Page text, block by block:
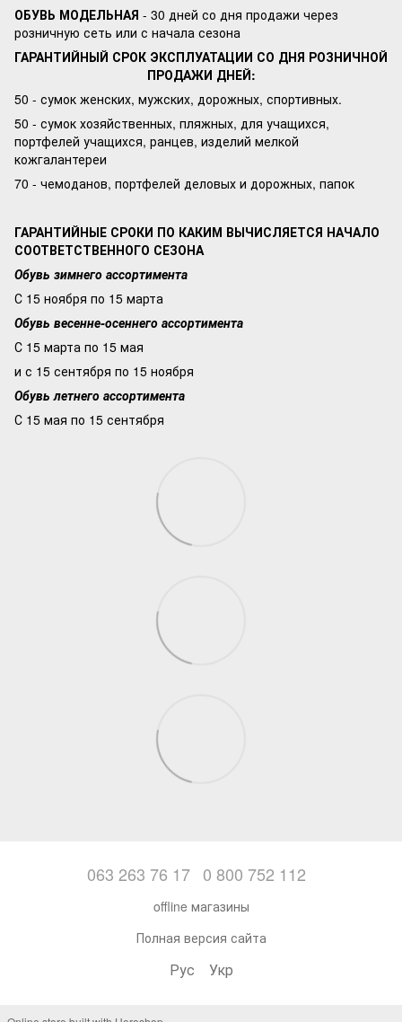
ОБУВЬ МОДЕЛЬНАЯ - 30 дней со дня продажи через
розничную сеть или с начала сезона
ГАРАНТИЙНЫЙ СРОК ЭКСПЛУАТАЦИИ СО ДНЯ РОЗНИЧНОЙ
ПРОДАЖИ ДНЕЙ:
50 - сумок женских, мужских, дорожных, спортивных.
50 - сумок хозяйственных, пляжных, для учащихся,
портфелей учащихся, ранцев, изделий мелкой
кожгалантереи
70 - чемоданов, портфелей деловых и дорожных, папок
ГАРАНТИЙНЫЕ СРОКИ ПО КАКИМ ВЫЧИСЛЯЕТСЯ НАЧАЛО
СООТВЕТСТВЕННОГО СЕЗОНА
Обувь зимнего ассортимента
С 15 ноября по 15 марта
Обувь весенне-осеннего ассортимента
С 15 марта по 15 мая
и с 15 сентября по 15 ноября
Обувь летнего ассортимента
С 15 мая по 15 сентября
063 263 76 17 0 800 752 112
offline магазины
Полная версия сайта
Рус Укр